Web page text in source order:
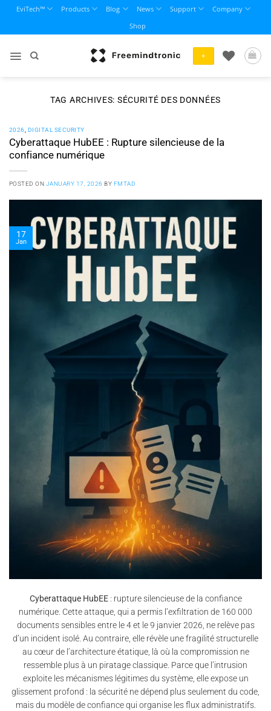
content
EviTech™ Products Blog News Support
Company
Shop
+
TAG ARCHIVES: SÉCURITÉ DES DONNÉES
2026 DIGITAL SECURITY
Cyberattaque HubEE : Rupture silencieuse de la
confiance numérique
POSTED ON JANUARY 17, 2026 BY FMTAD
17
Jan
Cyberattaque HubEE: rupture silencieuse de la confiance
numérique. Cette attaque, qui a permis l’exfiltration de 160 000
documents sensibles entre le 4 et le 9 janvier 2026, ne relève pas
d’un incident isolé. Au contraire, elle révèle une fragilité structurelle
au cœur de l’architecture étatique, là où la compromission ne
ressemble plus à un piratage classique. Parce que l’intrusion
exploite les mécanismes légitimes du système, elle expose un
glissement profond : la sécurité ne dépend plus seulement du code,
mais du modèle de confiance qui organise les flux administratifs.